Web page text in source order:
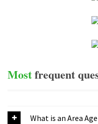
PRAESENT
UT IMPERDIET
Mostfrequent
What is an Area